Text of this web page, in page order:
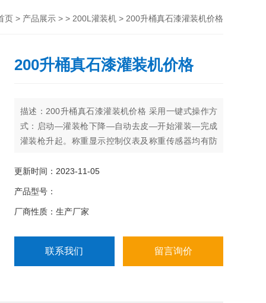
页 > 产品展示 > > 200L灌装机 > 200升桶真石漆灌装机价格
200升桶真石漆灌装机价格
描述：200升桶真石漆灌装机价格 采用一键式操作方
式：启动—灌装枪下降—自动去皮—开始灌装—完成
灌装枪升起。称重显示控制仪表及称重传感器均有防
更新时间：2023-11-05
产品型号：
厂商性质：生产厂家
联系我们 留言询价